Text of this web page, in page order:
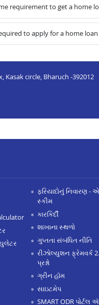
requirement to get a home
to apply for a home
Kasak circle, Bharuch -392012
ફરિયાદોનું નિવારણ -
સ્કીમ
કારકિર્દી
શાખાના સ્થળો
ગુપ્તતા સંબંધિત નીતિ
રીઝોલ્યુશન ફ્રેમવર્ક
પ્રશ્નો
ગ્રીન હૉમ
સાઇટમેપ
SMART ODR પોર્ટલ